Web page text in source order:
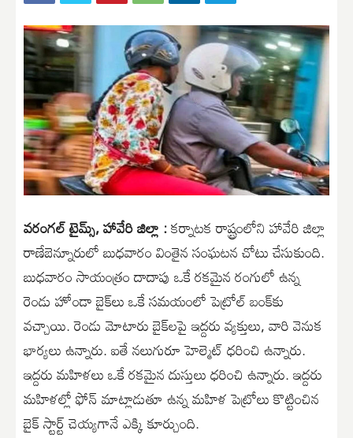
వరంగల్ టైమ్స్, హావేరి జిల్లా :కర్నాటక రాష్ట్రంలోని హావేరి జిల్లా
రాణేబెన్నూరులో బుధవారం వింతైన సంఘటన చోటు చేసుకుంది.
బుధవారం సాయంత్రం దాదాపు ఒకే రకమైన రంగులో ఉన్న
రెండు హోండా బైక్‌లు ఒకే సమయంలో పెట్రోల్ బంక్‌కు
వచ్చాయి. రెండు మోటారు బైక్‌లపై ఇద్దరు వ్యక్తులు, వారి వెనుక
భార్యలు ఉన్నారు. ఐతే నలుగురూ హెల్మెట్ ధరించి ఉన్నారు.
ఇద్దరు మహిళలు ఒకే రకమైన దుస్తులు ధరించి ఉన్నారు. ఇద్దరు
మహిళల్లో ఫోన్‌ మాట్లాడుతూ ఉన్న మహిళ పెట్రోలు కొట్టించిన
బైక్‌ స్టార్ట్‌ చెయ్యగానే ఎక్కి కూర్చుంది.